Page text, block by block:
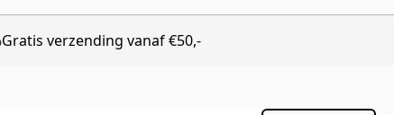
Gratis verzending vanaf €50,-